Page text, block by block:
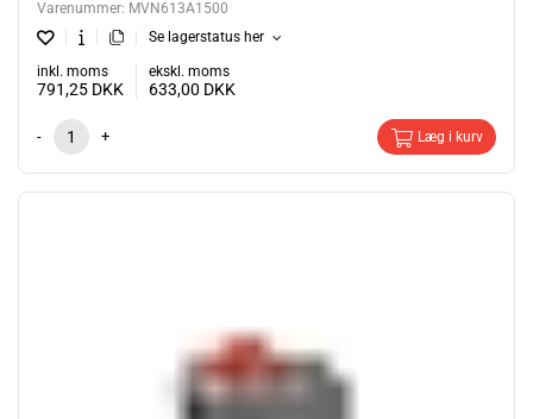
Varenummer: MVN613A1500
Se lagerstatus her
inkl. moms
791,25 DKK
ekskl. moms
633,00 DKK
- + Læg i kurv